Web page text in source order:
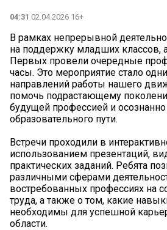
04:31 02.04.2026 16+
В рамках непрерывной
на поддержку младших классов,
Первых провели очередные
часы. Это мероприятие стало
направлений работы нашего
помочь подрастающему
будущей профессией и
образовательного пути.
Встречи проходили в
использованием презентаций,
практических заданий. Ребята
различными сферами
востребованных профессиях на
труда, а также о том, какие
необходимы для успешной
области.